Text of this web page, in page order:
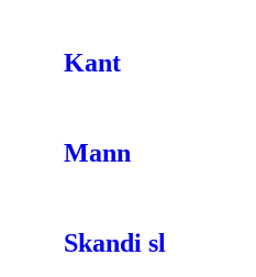
Kant
Mann
Skandi sl